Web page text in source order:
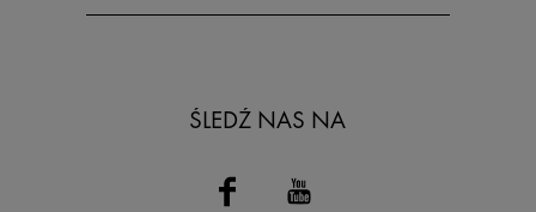
ŚLEDŹ NAS NA